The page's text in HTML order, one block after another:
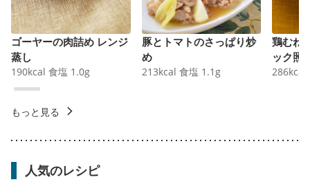
ゴーヤーの肉詰め レンジ
蒸し
190kcal 食塩 1.0g
豚とトマトのさっぱり炒
め
213kcal 食塩 1.1 g
鶏むね
ック照
286kcal
もっと見る
人気のレシピ